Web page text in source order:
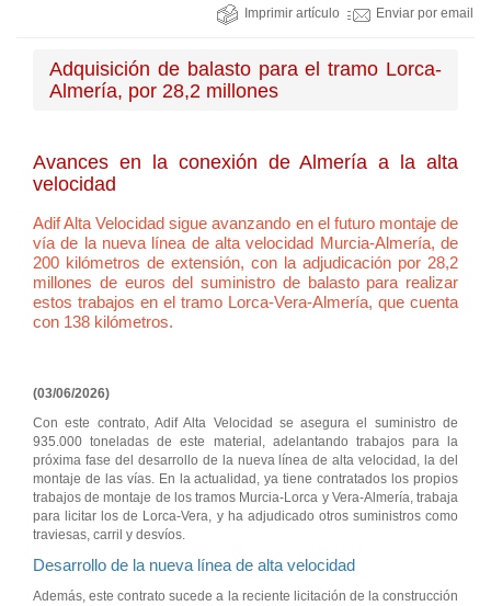
Imprimir artículo Enviar por email
Adquisición de balasto para el tramo Lorca-
Almería, por 28,2 millones
Avances en la conexión de Almería a la alta
velocidad
Adif Alta Velocidad sigue avanzando en el futuro montaje de
vía de la nueva línea de alta velocidad Murcia-Almería, de
200 kilómetros de extensión, con la adjudicación por 28,2
millones de euros del suministro de balasto para realizar
estos trabajos en el tramo Lorca-Vera-Almería, que cuenta
con 138 kilómetros.
(03/06/2026)
Con este contrato, Adif Alta Velocidad se asegura el suministro de
935.000 toneladas de este material, adelantando trabajos para la
próxima fase del desarrollo de la nueva línea de alta velocidad, la del
montaje de las vías. En la actualidad, ya tiene contratados los propios
trabajos de montaje de los tramos Murcia-Lorca y Vera-Almería, trabaja
para licitar los de Lorca-Vera, y ha adjudicado otros suministros como
traviesas, carril y desvíos.
Desarrollo de la nueva línea de alta velocidad
Además, este contrato sucede a la reciente licitación de la construcción